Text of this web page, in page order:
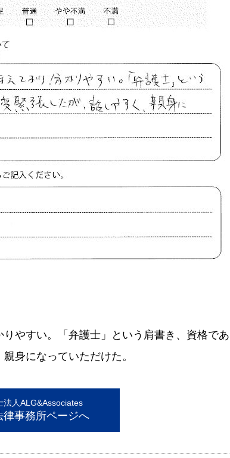
やすい。「弁護士」という肩書き、資格であ
身になっていただけた。
法人ALG&Associates
律事務所ページへ